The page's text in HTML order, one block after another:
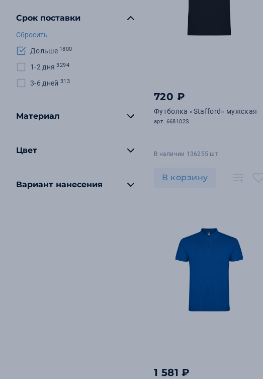
Срок поставки
Сбросить
Дольше 1800
1-2 дня 3294
3-6 дней 313
Материал
Цвет
Вариант нанесения
720 ₽
Футболка «Stafford» мужская
арт. 668102S
В наличии 136255 шт.
В корзину
1 581 ₽